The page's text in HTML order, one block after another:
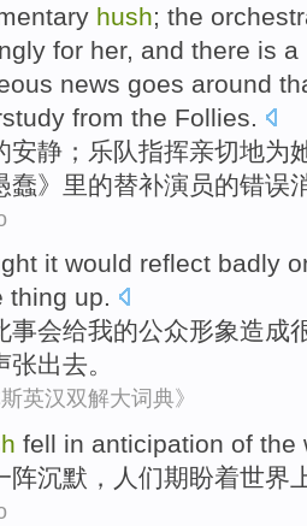
hush; the
for her, and there is
news goes around
from the Follies
安静 ； 乐队指挥亲切地为
蠢》里的替补演员的错误
it would reflect badly
thing up.
事会给我的公众形象造成
张出去。
斯英汉双解大词典》
fell in anticipation of the
阵沉默， 人们期盼着世界